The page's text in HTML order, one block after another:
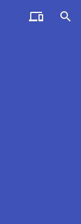
 